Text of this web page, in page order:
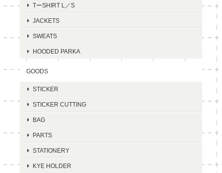
TーSHIRT L／S
JACKETS
SWEATS
HOODED PARKA
GOODS
STICKER
STICKER CUTTING
BAG
PARTS
STATIONERY
KYE HOLDER